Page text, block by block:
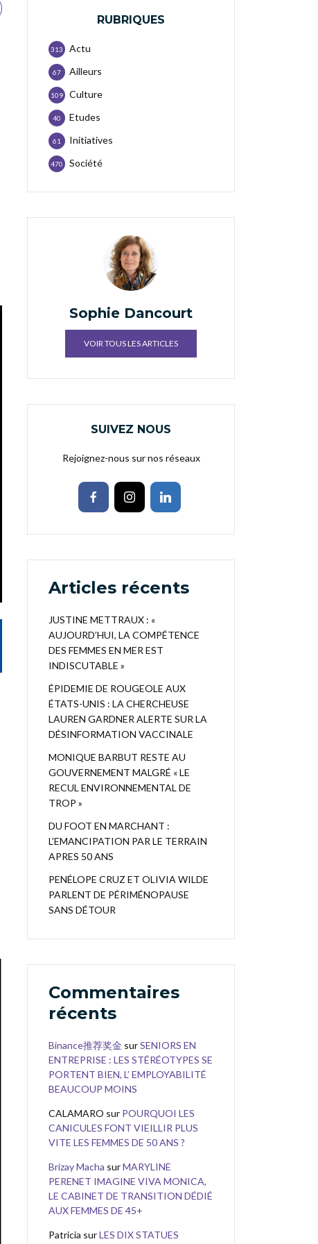
RUBRIQUES
Actu
313
Ailleurs
67
Culture
109
Etudes
40
Initiatives
61
Société
470
Sophie Dancourt
VOIR TOUS LES ARTICLES
SUIVEZ NOUS
Rejoignez-nous sur nos réseaux
Articles récents
JUSTINE METTRAUX : «
AUJOURD’HUI, LA COMPÉTENCE
DES FEMMES EN MER EST
INDISCUTABLE »
ÉPIDEMIE DE ROUGEOLE AUX
ÉTATS-UNIS : LA CHERCHEUSE
LAUREN GARDNER ALERTE SUR LA
DÉSINFORMATION VACCINALE
MONIQUE BARBUT RESTE AU
GOUVERNEMENT MALGRÉ « LE
RECUL ENVIRONNEMENTAL DE
TROP »
DU FOOT EN MARCHANT :
L’EMANCIPATION PAR LE TERRAIN
APRES 50 ANS
PENÉLOPE CRUZ ET OLIVIA WILDE
PARLENT DE PÉRIMÉNOPAUSE
SANS DÉTOUR
Commentaires
récents
Binance推荐奖金 surSENIORS EN
ENTREPRISE : LES STÉRÉOTYPES SE
PORTENT BIEN, L’ EMPLOYABILITÉ
BEAUCOUP MOINS
CALAMARO sur POURQUOI LES
CANICULES FONT VIEILLIR PLUS
VITE LES FEMMES DE 50 ANS ?
Brizay Macha surMARYLINE
PERENET IMAGINE VIVA MONICA,
LE CABINET DE TRANSITION DÉDIÉ
AUX FEMMES DE 45+
Patricia surLES DIX STATUES